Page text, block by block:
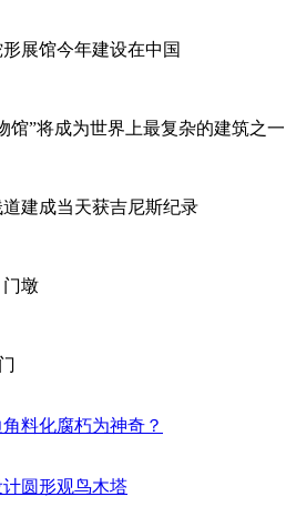
展馆今年建设在中国
馆”将成为世界上最复杂的建筑之一
建成当天获吉尼斯纪录
墩
料化腐朽为神奇？
圆形观鸟木塔